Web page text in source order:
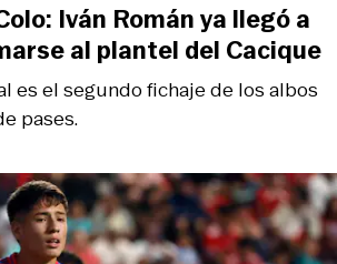
es el segundo fichaje de los albos
pases.
Iván Román ya llegó a
al plantel del Cacique